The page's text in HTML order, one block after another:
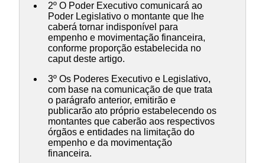
2º O Poder Executivo comunicará ao
Poder Legislativo o montante que lhe
caberá tornar indisponível para
empenho e movimentação financeira,
conforme proporção estabelecida no
caput deste artigo.
3º Os Poderes Executivo e Legislativo,
com base na comunicação de que trata
o parágrafo anterior, emitirão e
publicarão ato próprio estabelecendo os
montantes que caberão aos respectivos
órgãos e entidades na limitação do
empenho e da movimentação
financeira.